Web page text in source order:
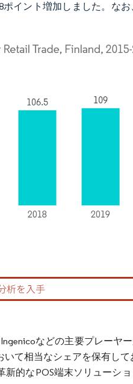
イント増加しました。な
などの主要プレー
て相当なシェアを保有して
的なPOS端末ソリューシ